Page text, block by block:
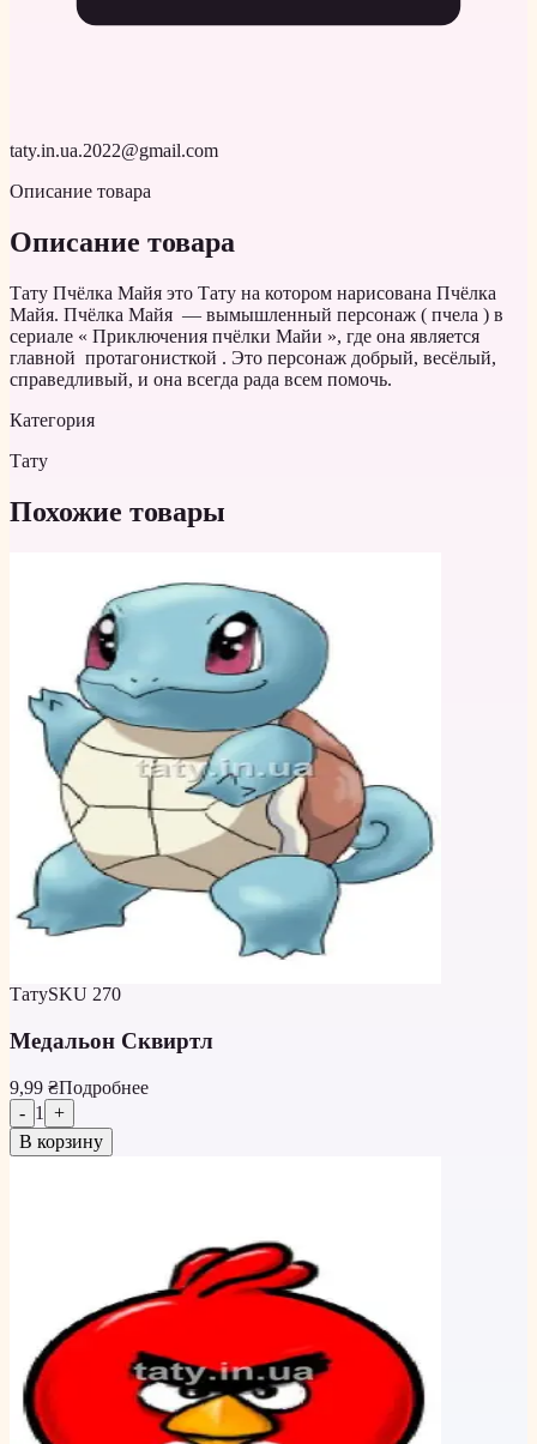
taty.in.ua.2022@gmail.com
Описание товара
Описание товара
Тату Пчёлка Майя это Тату на котором нарисована Пчёлка
Майя. Пчёлка Майя — вымышленный персонаж ( пчела ) в
сериале « Приключения пчёлки Майи », где она является
главной протагонисткой . Это персонаж добрый, весёлый,
справедливый, и она всегда рада всем помочь.
Категория
Тату
Похожие товары
ТатуSKU 270
Медальон Сквиртл
9,99 ₴Подробнее
- 1
+
В корзину